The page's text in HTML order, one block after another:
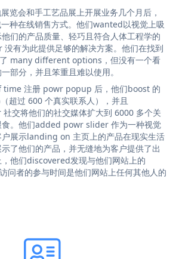
览会和手工艺品展上开展业务几个月后，
种在线销售方式。他们wanted以视觉上吸
们的产品质量、轻巧且符合人体工程学的
有为此提供足够的解决方案。他们在找到
many different options，但没有一个看
部分，并且笨重且难以使用。
注册 powr popup 后，他们boost 的
超过 600 个真实联系人），并且
交将他们的社交媒体扩大到 6000 多个关
食。他们added powr slider 作为一种视觉
展示landing on 主页上的产品在现实生活
了他们的产品，并无缝地为客户提供了出
他们discovered发现与他们网站上的
问者的参与时间是他们网站上任何其他人的